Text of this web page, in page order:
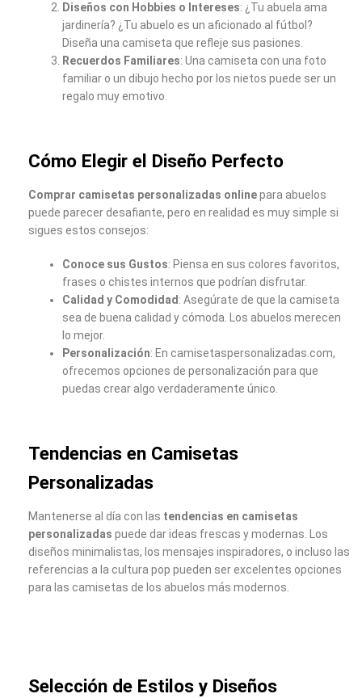
Diseños con Hobbies o Intereses: ¿Tu abuela ama
jardinería? ¿Tu abuelo es un aficionado al fútbol?
Diseña una camiseta que refleje sus pasiones.
Recuerdos Familiares: Una camiseta con una foto
familiar o un dibujo hecho por los nietos puede ser un
regalo muy emotivo.
Cómo Elegir el Diseño Perfecto
Comprar camisetas personalizadas onlinepara abuelos
puede parecer desafiante, pero en realidad es muy simple si
sigues estos consejos:
Conoce sus Gustos: Piensa en sus colores favoritos,
frases o chistes internos que podrían disfrutar.
Calidad y Comodidad : Asegúrate de que la camiseta
sea de buena calidad y cómoda. Los abuelos merecen
lo mejor.
Personalización: En camisetaspersonalizadas.com,
ofrecemos opciones de personalización para que
puedas crear algo verdaderamente único.
Tendencias en Camisetas
Personalizadas
Mantenerse al día con las tendencias en camisetas
personalizadas puede dar ideas frescas y modernas. Los
diseños minimalistas, los mensajes inspiradores, o incluso las
referencias a la cultura pop pueden ser excelentes opciones
para las camisetas de los abuelos más modernos.
Selección de Estilos y Diseños